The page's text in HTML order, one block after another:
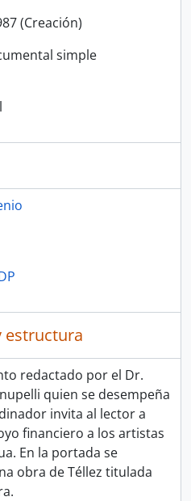
(Creación)
simple
estructura
redactado por el Dr.
quien se desempeña
invita al lector a
financiero a los artistas
En la portada se
obra de Téllez titulada